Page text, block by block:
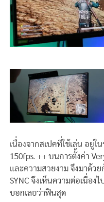
เนื่องจากสเปคที่ใช้เล่น อยู่ใ
150fps. ++ บนการตั้งค่า
และความสวยงาม จึงมาด้ว
SYNC จึงเห็นความต่อเนื่อง
บอกเลยว่าฟินสุด